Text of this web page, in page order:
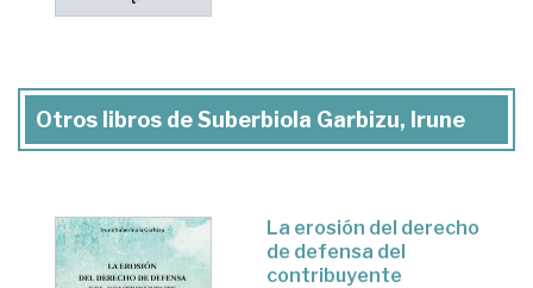
Otros libros de Suberbiola Garbizu, Irune
La erosión del derecho
de defensa del
contribuyente